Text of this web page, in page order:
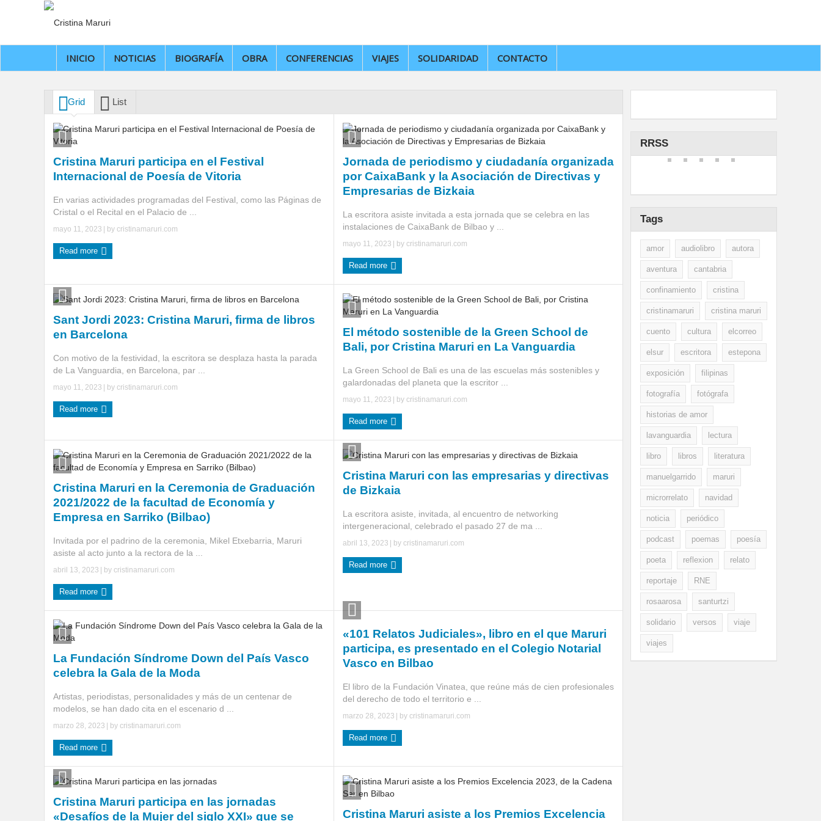
INICIO NOTICIAS BIOGRAFÍA OBRA CONFERENCIAS VIAJES SOLIDARIDAD CONTACTO
Grid List
Cristina Maruri participa en el Festival
Internacional de Poesía de Vitoria
En varias actividades programadas del Festival, como las Páginas de
Cristal o el Recital en el Palacio de ...
mayo 11, 2023 | by cristinamaruri.com
Read more
Jornada de periodismo y ciudadanía organizada
por CaixaBank y la Asociación de Directivas y
Empresarias de Bizkaia
La escritora asiste invitada a esta jornada que se celebra en las
instalaciones de CaixaBank de Bilbao y ...
mayo 11, 2023 | by cristinamaruri.com
Read more
Sant Jordi 2023: Cristina Maruri, firma de libros
en Barcelona
Con motivo de la festividad, la escritora se desplaza hasta la parada
de La Vanguardia, en Barcelona, par ...
mayo 11, 2023 | by cristinamaruri.com
Read more
El método sostenible de la Green School de
Bali, por Cristina Maruri en La Vanguardia
La Green School de Bali es una de las escuelas más sostenibles y
galardonadas del planeta que la escritor ...
mayo 11, 2023 | by cristinamaruri.com
Read more
Cristina Maruri en la Ceremonia de Graduación
2021/2022 de la facultad de Economía y
Empresa en Sarriko (Bilbao)
Invitada por el padrino de la ceremonia, Mikel Etxebarria, Maruri
asiste al acto junto a la rectora de la ...
abril 13, 2023 | by cristinamaruri.com
Read more
Cristina Maruri con las empresarias y directivas
de Bizkaia
La escritora asiste, invitada, al encuentro de networking
intergeneracional, celebrado el pasado 27 de ma ...
abril 13, 2023 | by cristinamaruri.com
Read more
La Fundación Síndrome Down del País Vasco
celebra la Gala de la Moda
Artistas, periodistas, personalidades y más de un centenar de
modelos, se han dado cita en el escenario d ...
marzo 28, 2023 | by cristinamaruri.com
Read more
«101 Relatos Judiciales», libro en el que Maruri
participa, es presentado en el Colegio Notarial
Vasco en Bilbao
El libro de la Fundación Vinatea, que reúne más de cien profesionales
del derecho de todo el territorio e ...
marzo 28, 2023 | by cristinamaruri.com
Read more
Cristina Maruri participa en las jornadas
«Desafíos de la Mujer del siglo XXI» que se
Cristina Maruri asiste a los Premios Excelencia
RRSS
Tags
amor audiolibro autora
aventura cantabria
confinamiento cristina
cristinamaruri cristina maruri
cuento cultura elcorreo
elsur escritora estepona
exposición filipinas
fotografía fotógrafa
historias de amor
lavanguardia lectura
libro libros literatura
manuelgarrido maruri
microrrelato navidad
noticia periódico
podcast poemas poesía
poeta reflexion relato
reportaje RNE
rosaarosa santurtzi
solidario versos viaje
viajes